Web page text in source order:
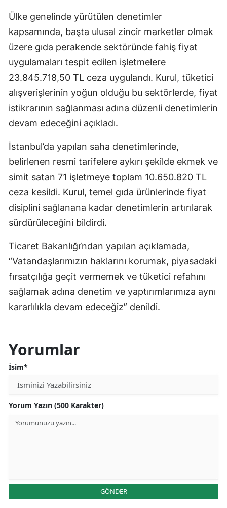
Ülke genelinde yürütülen denetimler
kapsamında, başta ulusal zincir marketler olmak
üzere gıda perakende sektöründe fahiş fiyat
uygulamaları tespit edilen işletmelere
23.845.718,50 TL ceza uygulandı. Kurul, tüketici
alışverişlerinin yoğun olduğu bu sektörlerde, fiyat
istikrarının sağlanması adına düzenli denetimlerin
devam edeceğini açıkladı.
İstanbul’da yapılan saha denetimlerinde,
belirlenen resmi tarifelere aykırı şekilde ekmek ve
simit satan 71 işletmeye toplam 10.650.820 TL
ceza kesildi. Kurul, temel gıda ürünlerinde fiyat
disiplini sağlanana kadar denetimlerin artırılarak
sürdürüleceğini bildirdi.
Ticaret Bakanlığı’ndan yapılan açıklamada,
“Vatandaşlarımızın haklarını korumak, piyasadaki
fırsatçılığa geçit vermemek ve tüketici refahını
sağlamak adına denetim ve yaptırımlarımıza aynı
kararlılıkla devam edeceğiz” denildi.
Yorumlar
İsim*
Yorum Yazın (500 Karakter)
GÖNDER